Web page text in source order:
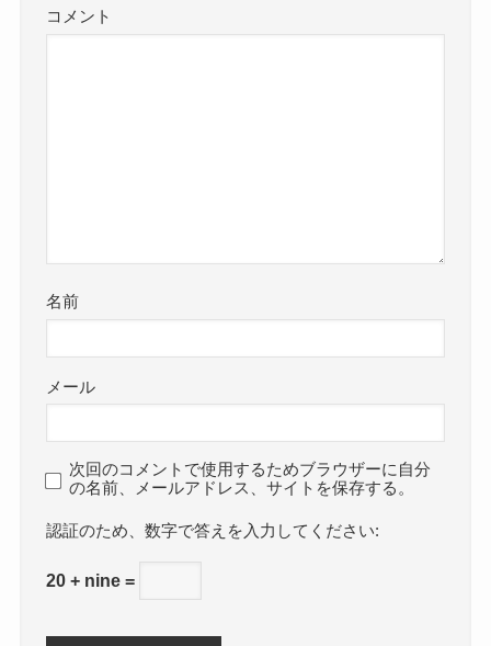
コメント
名前
メール
次回のコメントで使用するためブラウザーに自分
の名前、メールアドレス、サイトを保存する。
数字で答えを入力してください:
20 + nine =